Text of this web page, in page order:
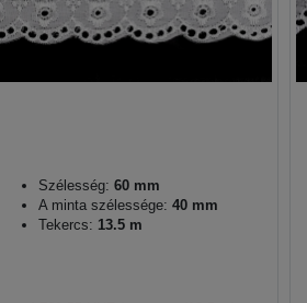
Szélesség: 60 mm
A minta szélessége: 40 mm
Tekercs: 13.5 m